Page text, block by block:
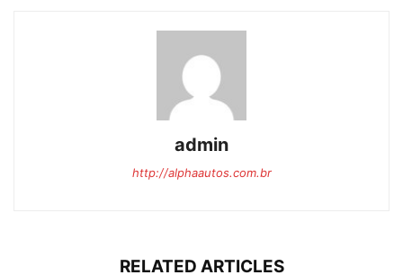
admin
http://alphaautos.com.br
RELATED ARTICLES